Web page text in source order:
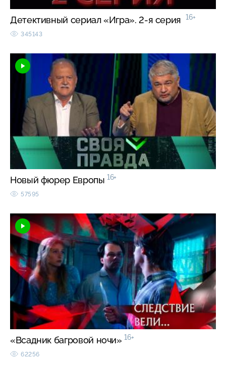
Детективный сериал «Игра». 2-я серия 16+
345143
Новый фюрер Европы 16+
57595
«Всадник багровой ночи» 16+
62256